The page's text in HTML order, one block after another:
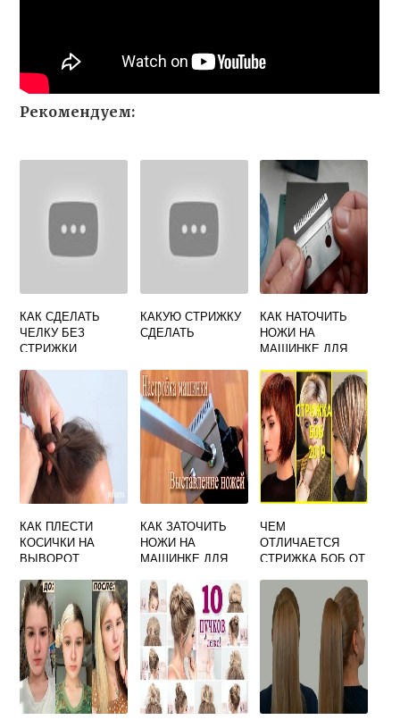
Рекомендуем:
КАК СДЕЛАТЬ
ЧЕЛКУ БЕЗ
СТРИЖКИ
КАКУЮ СТРИЖКУ
СДЕЛАТЬ
КАК НАТОЧИТЬ
НОЖИ НА
МАШИНКЕ ДЛЯ
ДОМАШНИХ
УСЛОВИЯХ
ВИДЕО
КАК ПЛЕСТИ
КОСИЧКИ НА
ВЫВОРОТ
КАК ЗАТОЧИТЬ
НОЖИ НА
МАШИНКЕ ДЛЯ
В ДОМАШНИХ
УСЛОВИЯХ
ВИДЕО
ЧЕМ
ОТЛИЧАЕТСЯ
СТРИЖКА БОБ ОТ